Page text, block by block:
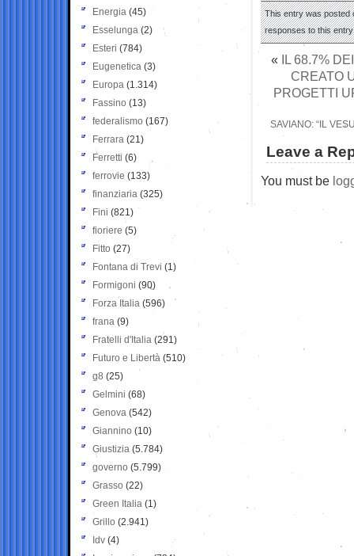
This entry was posted
responses to this
« IL 68.7%
CREATO
PROGETTI
SAVIANO: “IL
Leave a
You must be
Energia (45)
Esselunga (2)
Esteri (784)
Eugenetica (3)
Europa (1.314)
Fassino (13)
federalismo (167)
Ferrara (21)
Ferretti (6)
ferrovie (133)
finanziaria (325)
Fini (821)
fioriere (5)
Fitto (27)
Fontana di Trevi (1)
Formigoni (90)
Forza Italia (596)
frana (9)
Fratelli d'Italia (291)
Futuro e Libertà (510)
g8 (25)
Gelmini (68)
Genova (542)
Giannino (10)
Giustizia (5.784)
governo (5.799)
Grasso (22)
Green Italia (1)
Grillo (2.941)
Idv (4)